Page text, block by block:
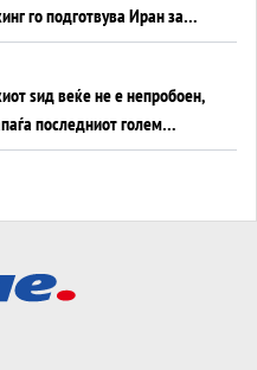
го подготвува Иран за
копнена инвазија
ѕид веќе не е непробоен,
последниот голем
Западот?
Сметководствените